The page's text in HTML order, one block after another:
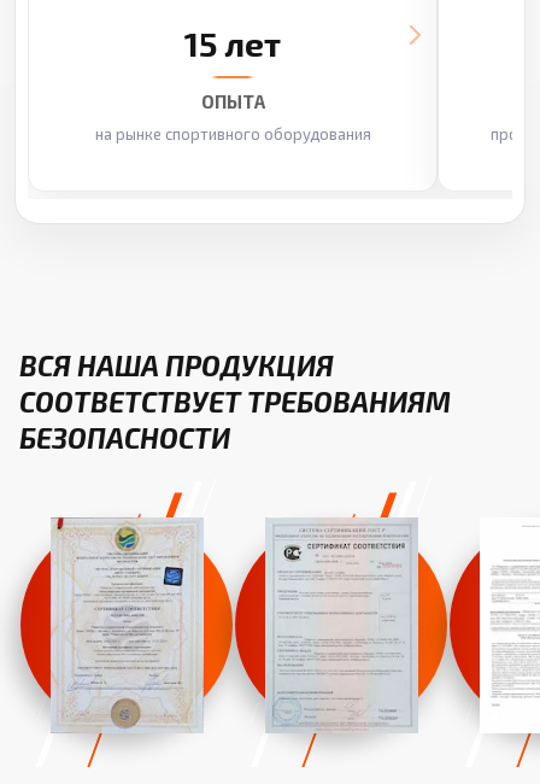
15 лет
ОПЫТА
на рынке спортивного оборудования
ВСЯ НАША ПРОДУКЦИЯ
СООТВЕТСТВУЕТ ТРЕБОВАНИЯМ
БЕЗОПАСНОСТИ